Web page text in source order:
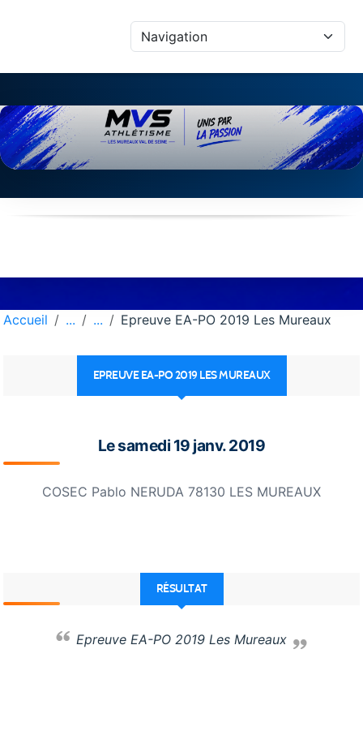
Accueil Epreuve EA-PO 2019 Les Mureaux
EPREUVE EA-PO 2019 LES MUREAUX
Lesamedi 19 janv.2019
COSEC Pablo NERUDA 78130 LES MUREAUX
RÉSULTAT
Epreuve EA-PO 2019 Les Mureaux